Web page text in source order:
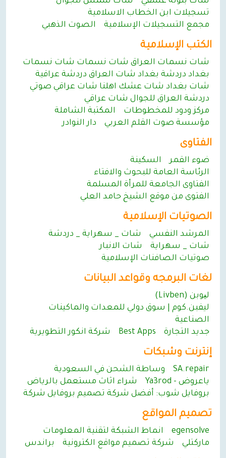
تسجيلات ابن الخطاب الاسلامية
مجمع التسجيلات الإسلامية
الصوت الذهبي
الكتب الإسلامية
شات نسمات العراق شات نسمات شات نسمات
بغداد دردشة بغداد شات العراق دردشة عراقية
شات بغداد شات عشك اهلنا شات عراقي صوتي
دردشة العراق للجوال شات عراقي
مركز ودود للمخطوطات
المكتبة الشاملة
مؤسسة صوت القلم العربي
دار النوادر
الفتاوى
ضوء القمر
السكينة
الرئاسة العامة للبحوث والافتاء
الفتاوى الجامعة للمرأة المسلمة
الفتوى من موقع الشيخ حامد العلي
الصوتيات الإسلامية
المرشد النفسي
شات _ سهراية _ دردشة
شات _ سهراية
شات الانبار
صوتيات الصافنات الإسلامية
لغات البرمجه وقواعد البيانات
لیوبن (Livben)
ليفبن.كوم | سوق دولي للمعدات والماكينات
الصناعية
جديد التجارة
Best Apps شركة انكور التطويرية
إنترنت وشبكات
SA.repair
وساطة الشحن في السعودية
ياعروض - Ya3rod
شراء اثاث مستعمل بالرياض
بروفايل شوب: أفضل شركة تصميم بروفايل شركة
تصميم المواقع
egensolve
انماط الشبكة لتقنية المعلومات
ماركتلي
شركة تصميم مواقع الكترونية براندس